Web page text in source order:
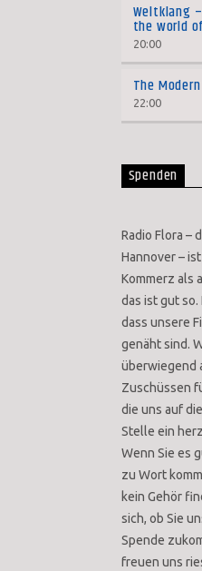
Weltklang
the world
20:00
The
22:00
Spenden
Radio Flora –
Hannover –
Kommerz als
das ist gut so.
dass unsere
genäht sind.
überwiegend
Zuschüssen
die uns auf
Stelle ein
Wenn Sie es
zu Wort
kein Gehör
sich, ob Sie
Spende
freuen uns